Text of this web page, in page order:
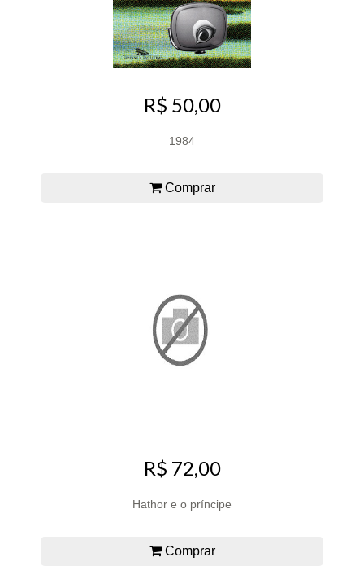
R$ 50,00
1984
Comprar
R$ 72,00
Hathor e o príncipe
Comprar